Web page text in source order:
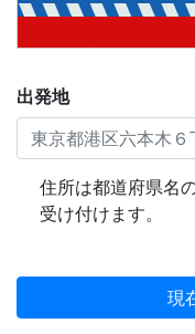
出発地
住所は都道府県名
受け付けます。
現